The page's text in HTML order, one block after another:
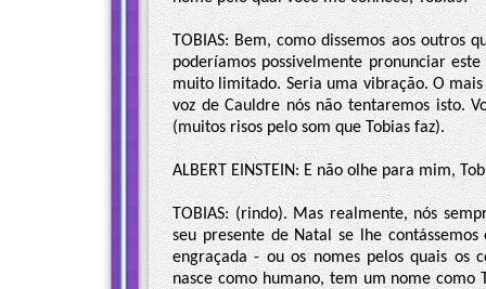
TOBIAS: Bem, como dissemos aos outros
poderíamos possivelmente pronunciar
muito limitado. Seria uma vibração. O
voz de Cauldre nós não tentaremos isto.
(muitos risos pelo som que Tobias faz).
ALBERT EINSTEIN: E não olhe para mim,
TOBIAS: (rindo). Mas realmente, nós
seu presente de Natal se lhe
engraçada - ou os nomes pelos quais os
nasce como humano, tem um nome